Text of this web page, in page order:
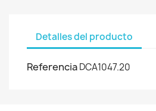
Detalles del producto
ReferenciaDCA1047.20